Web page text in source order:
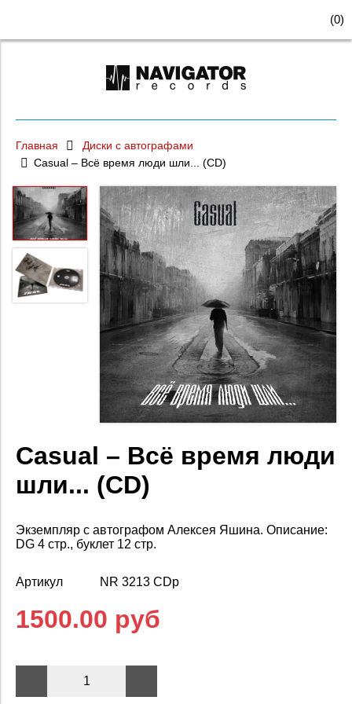
(0)
Главная
Диски с автографами
Casual – Всё время люди шли... (CD)
Casual – Всё время люди
шли... (CD)
Экземпляр с автографом Алексея Яшина. Описание:
DG 4 стр., буклет 12 стр.
Артикул NR 3213 CDp
1500.00 руб